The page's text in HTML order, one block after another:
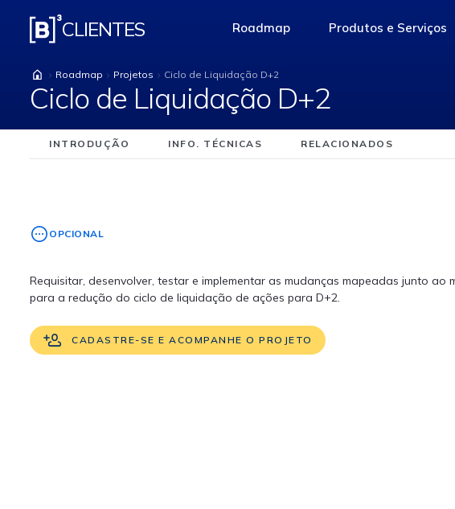
Ciclo de Liquidação D+2
CLIENTES access-the-page
Roadmap access-
Produtos e Serviços
Roadmap Projetos Ciclo de Liquidação D+2
Ciclo de Liquidação D+2
INTRODUÇÃO INFO. TÉCNICAS RELACIONADOS
OPCIONAL
Requisitar, desenvolver, testar e implementar as mudanças mapeadas junto ao
para a redução do ciclo de liquidação de ações para D+2.
CADASTRE-SE E ACOMPANHE O PROJETO